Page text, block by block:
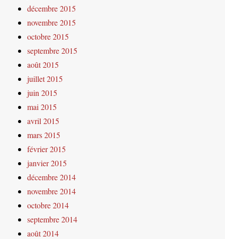
décembre 2015
novembre 2015
octobre 2015
septembre 2015
août 2015
juillet 2015
juin 2015
mai 2015
avril 2015
mars 2015
février 2015
janvier 2015
décembre 2014
novembre 2014
octobre 2014
septembre 2014
août 2014